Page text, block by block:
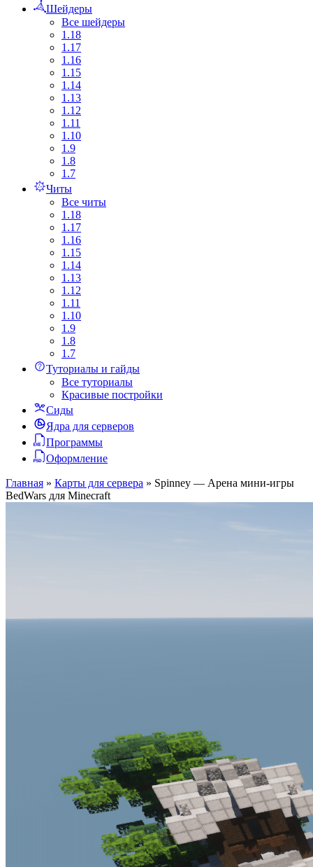
Шейдеры
Все шейдеры
1.18
1.17
1.16
1.15
1.14
1.13
1.12
1.11
1.10
1.9
1.8
1.7
Читы
Все читы
1.18
1.17
1.16
1.15
1.14
1.13
1.12
1.11
1.10
1.9
1.8
1.7
Туториалы и гайды
Все туториалы
Красивые постройки
Сиды
Ядра для серверов
Программы
Оформление
Главная » Карты для сервера » Spinney — Арена мини-игры
BedWars для Minecraft